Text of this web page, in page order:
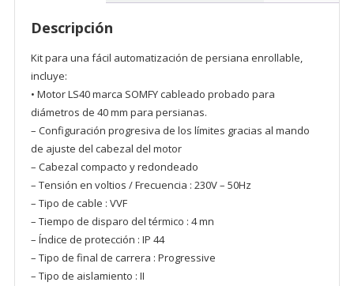
Descripción
Kit para una fácil automatización de persiana enrollable,
incluye:
• Motor LS40 marca SOMFY cableado probado para
diámetros de 40 mm para persianas.
– Configuración progresiva de los límites gracias al mando
de ajuste del cabezal del motor
– Cabezal compacto y redondeado
– Tensión en voltios / Frecuencia : 230V – 50Hz
– Tipo de cable : VVF
– Tiempo de disparo del térmico : 4 mn
– Índice de protección : IP 44
– Tipo de final de carrera : Progressive
– Tipo de aislamiento : II